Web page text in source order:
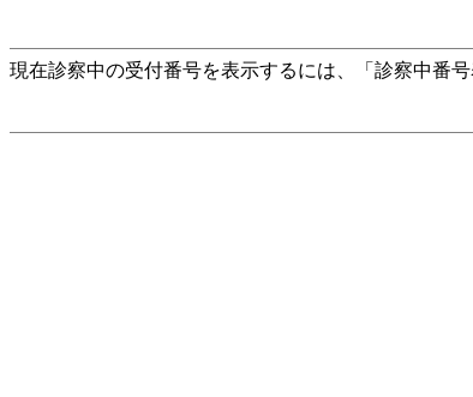
現在診察中の受付番号を表示するには、「診察中番